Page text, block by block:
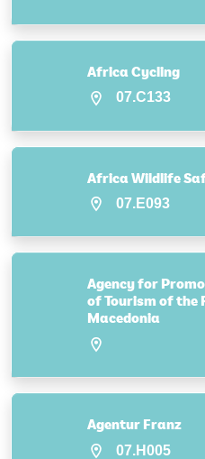
Africa Cycling
07.C133
Africa Wildlife
07.E093
Agency for
of Tourism of the
Macedonia
Agentur Franz
07.H005